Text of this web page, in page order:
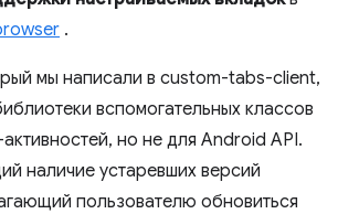
.
мы написали в custom-tabs-client,
вспомогательных классов
но не для Android API.
наличие устаревших версий
пользователю обновиться